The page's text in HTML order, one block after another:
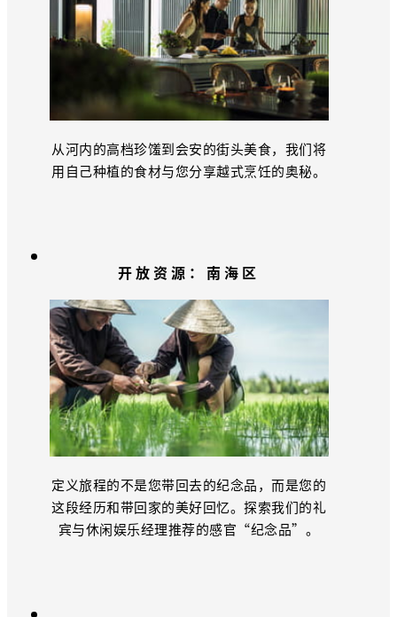
从河内的高档珍馐到会安的街头美食，我们将
用自己种植的食材与您分享越式烹饪的奥秘。
开放资源：南海区
定义旅程的不是您带回去的纪念品，而是您的
这段经历和带回家的美好回忆。探索我们的礼
宾与休闲娱乐经理推荐的感官“纪念品”。